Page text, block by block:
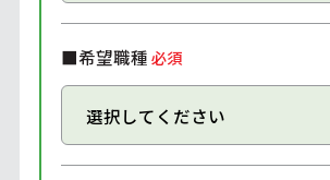
■希望職種必須